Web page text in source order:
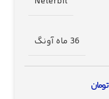
36 ماه آونگ
تومان